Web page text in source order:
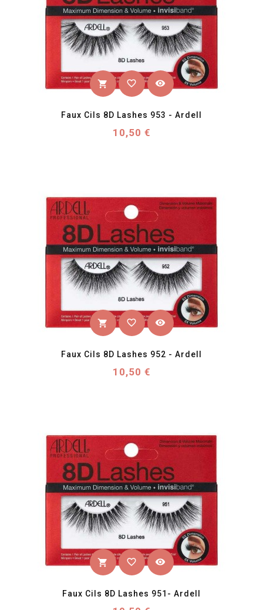
shopping_cart favorite_border visibility
Faux Cils 8D Lashes 953 - Ardell
Prix
10,50 €
shopping_cart favorite_border visibility
Faux Cils 8D Lashes 952 - Ardell
Prix
10,50 €
shopping_cart favorite_border visibility
Faux Cils 8D Lashes 951- Ardell